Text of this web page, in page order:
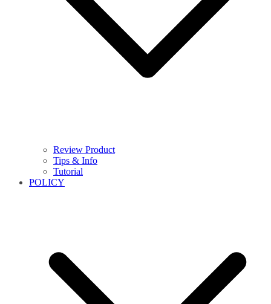
Review Product
Tips & Info
Tutorial
POLICY